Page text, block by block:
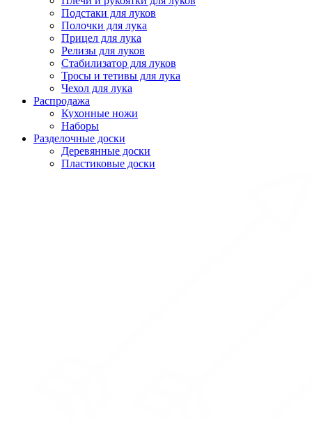
Подстаки для луков
Полочки для лука
Прицел для лука
Релизы для луков
Стабилизатор для луков
Тросы и тетивы для лука
Чехол для лука
Распродажа
Кухонные ножи
Наборы
Разделочные доски
Деревянные доски
Пластиковые доски